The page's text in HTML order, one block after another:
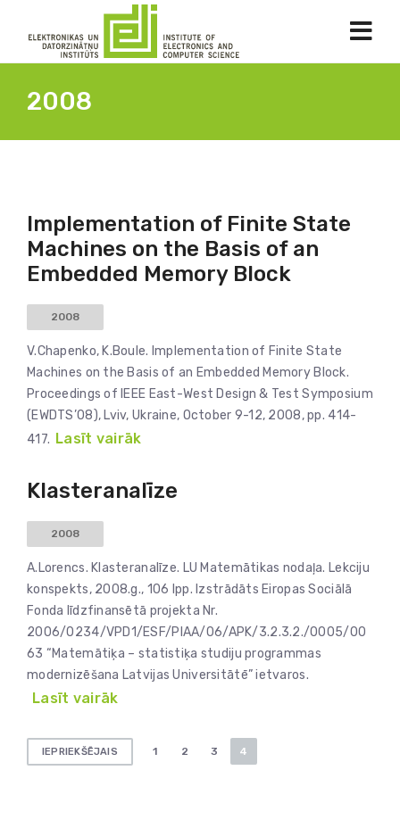
2008
Implementation of Finite State
Machines on the Basis of an
Embedded Memory Block
2008
V.Chapenko, K.Boule. Implementation of Finite State
Machines on the Basis of an Embedded Memory Block.
Proceedings of IEEE East-West Design & Test Symposium
(EWDTS’08), Lviv, Ukraine, October 9-12, 2008, pp. 414-
417. Lasīt vairāk
Klasteranalīze
2008
A.Lorencs. Klasteranalīze. LU Matemātikas nodaļa. Lekciju
konspekts, 2008.g., 106 lpp. Izstrādāts Eiropas Sociālā
Fonda līdzfinansētā projekta Nr.
2006/0234/VPD1/ESF/PIAA/06/APK/3.2.3.2./0005/00
63 “Matemātiķa – statistiķa studiju programmas
modernizēšana Latvijas Universitātē” ietvaros.
Lasīt vairāk
Ziņu
IEPRIEKŠĒJAIS 1 2 3 4